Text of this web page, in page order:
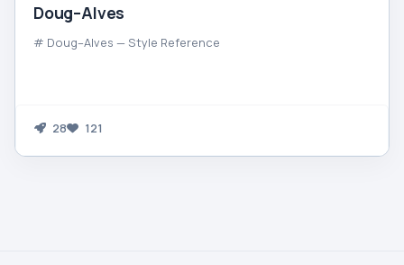
Doug–Alves
# Doug–Alves — Style Reference
28 121